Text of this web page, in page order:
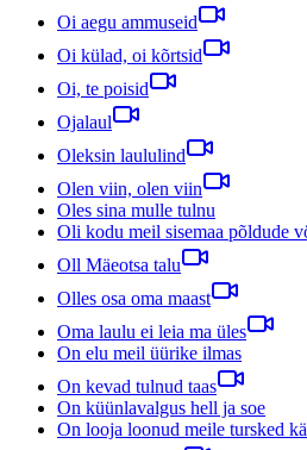
Oi aegu ammuseid
Oi külad, oi kõrtsid
Oi, te poisid
Ojalaul
Oleksin laululind
Olen viin, olen viin
Oles sina mulle tulnu
Oli kodu meil sisemaa põldude
Oll Mäeotsa talu
Olles osa oma maast
Oma laulu ei leia ma üles
On elu meil üürike ilmas
On kevad tulnud taas
On küünlavalgus hell ja soe
On looja loonud meile tursked